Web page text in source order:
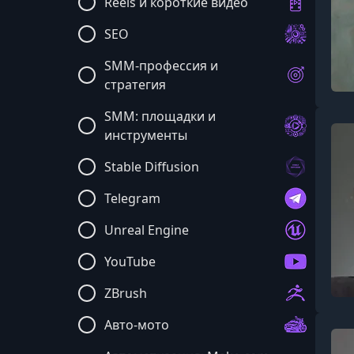
SEO
SMM-профессия и
стратегия
SMM: площадки и
инструменты
Stable Diffusion
Telegram
Unreal Engine
YouTube
ZBrush
Авто-мото